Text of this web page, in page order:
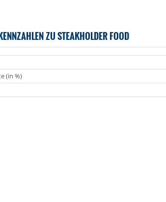
ZU STEAKHOLDER FOOD
(in %)